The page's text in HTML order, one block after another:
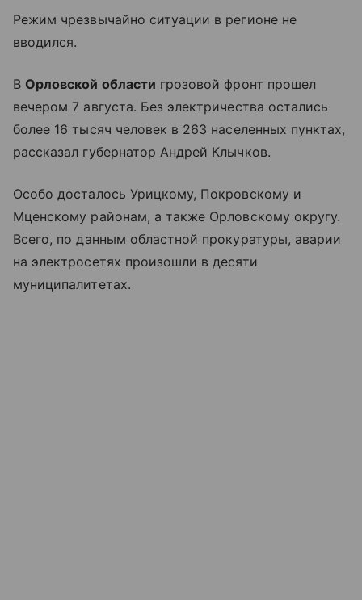
Режим чрезвычайно ситуации в регионе не
вводился.
В Орловской области грозовой фронт прошел
вечером 7 августа. Без электричества остались
более 16 тысяч человек в 263 населенных пунктах,
рассказал губернатор Андрей Клычков.
Особо досталось Урицкому, Покровскому и
Мценскому районам, а также Орловскому округу.
Всего, по данным областной прокуратуры, аварии
на электросетях произошли в десяти
муниципалитетах.